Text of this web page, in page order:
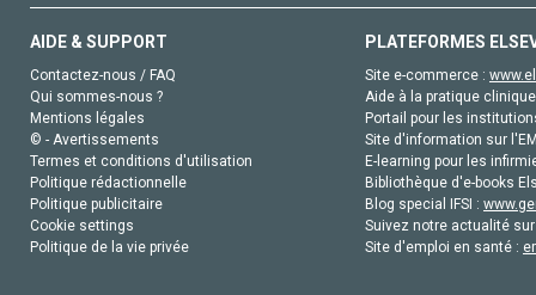
AIDE & SUPPORT
Contactez-nous / FAQ
Qui sommes-nous ?
Mentions légales
© - Avertissements
Termes et conditions d'utilisation
Politique rédactionnelle
Politique publicitaire
Cookie settings
Politique de la vie privée
PLATEFORMES
Site e-commerce :
Aide à la pratique
Portail pour les
Site d'information sur
E-learning pour les
Bibliothèque d'e-books
Blog special IFSI :
Suivez notre actualité
Site d'emploi en santé :